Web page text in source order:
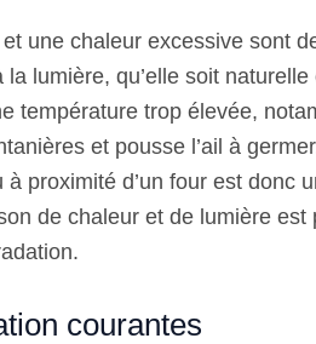
une chaleur excessive sont
lumière, qu’elle soit
température trop élevée,
et pousse l’ail à
proximité d’un four est donc
de chaleur et de lumière est
courantes